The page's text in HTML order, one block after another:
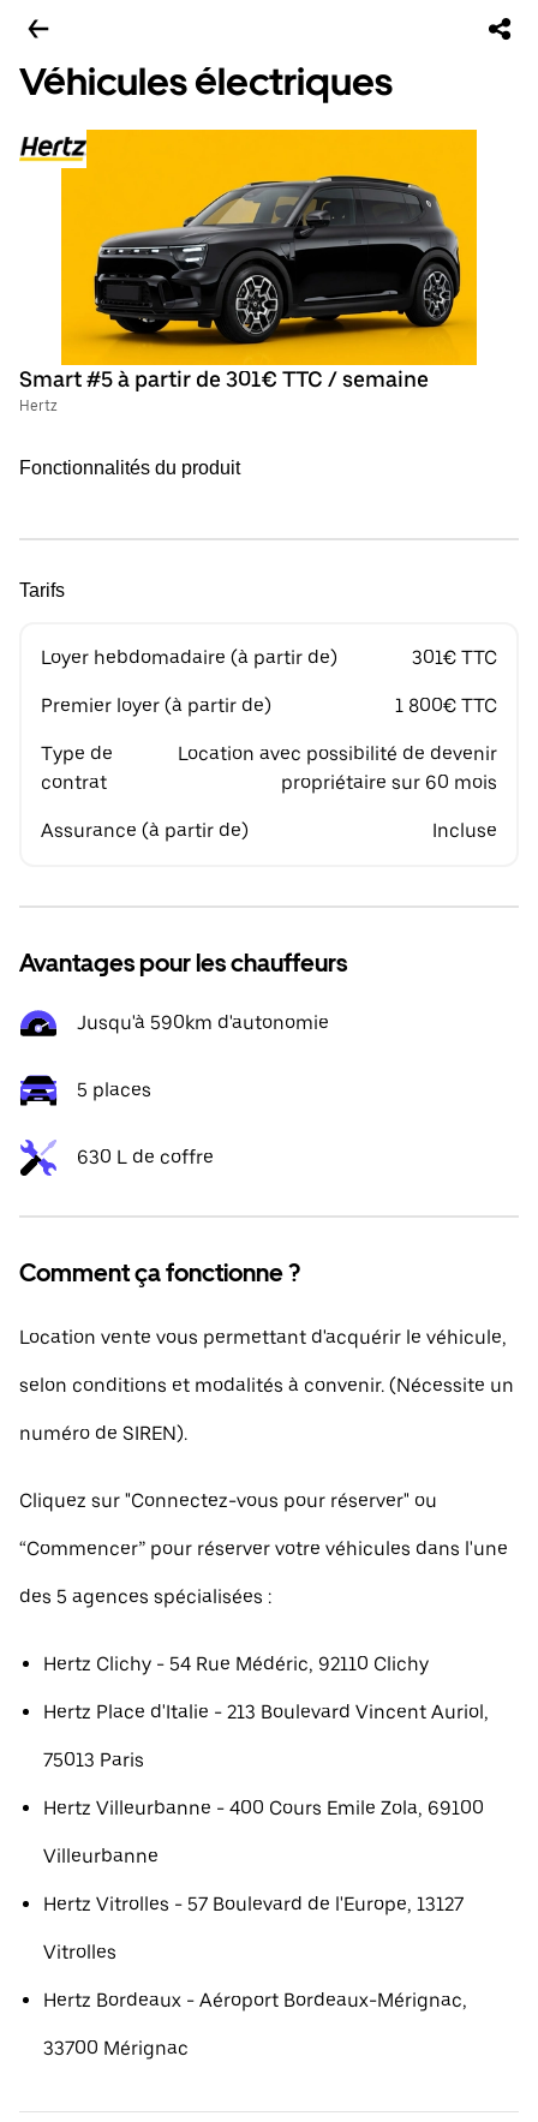
Véhicules électriques
Smart #5 à partir de 301€ TTC / semaine
Hertz
Fonctionnalités du produit
Tarifs
Loyer hebdomadaire (à partir de) 301€ TTC
Premier loyer (à partir de) 1 800€ TTC
Type de
contrat
Location avec possibilité de devenir
propriétaire sur 60 mois
Assurance (à partir de) Incluse
Avantages pour les chauffeurs
Jusqu'à 590km d'autonomie
5 places
630 L de coffre
Comment ça fonctionne ?
Location vente vous permettant d'acquérir le véhicule,
selon conditions et modalités à convenir. (Nécessite un
numéro de SIREN).
Cliquez sur "Connectez-vous pour réserver" ou
“Commencer” pour réserver votre véhicules dans l'une
des 5 agences spécialisées :
Hertz Clichy - 54 Rue Médéric, 92110 Clichy
Hertz Place d'Italie - 213 Boulevard Vincent Auriol,
75013 Paris
Hertz Villeurbanne - 400 Cours Emile Zola, 69100
Villeurbanne
Hertz Vitrolles - 57 Boulevard de l'Europe, 13127
Vitrolles
Hertz Bordeaux - Aéroport Bordeaux-Mérignac,
33700 Mérignac